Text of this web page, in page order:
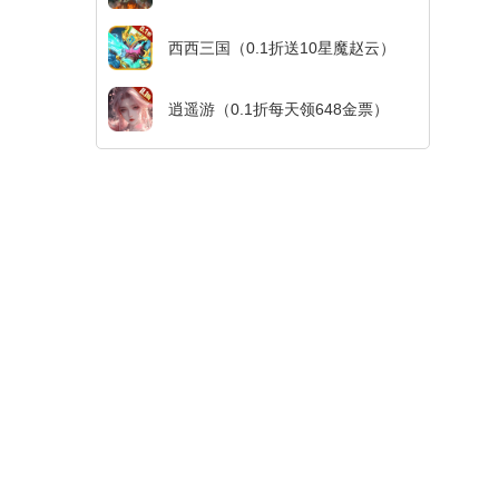
西西三国（0.1折送10星魔赵云）
逍遥游（0.1折每天领648金票）